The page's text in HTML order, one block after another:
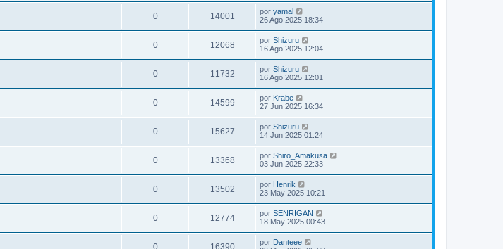
0 14001 por yamal
26 Ago 2025 18:34
0 12068 por Shizuru
16 Ago 2025 12:04
0 11732 por Shizuru
16 Ago 2025 12:01
0 14599 por Krabe
27 Jun 2025 16:34
0 15627 por Shizuru
14 Jun 2025 01:24
0 13368 por Shiro_Amakusa
03 Jun 2025 22:33
0 13502 por Henrik
23 May 2025 10:21
0 12774 por SENRIGAN
18 May 2025 00:43
0 16390 por Danteee